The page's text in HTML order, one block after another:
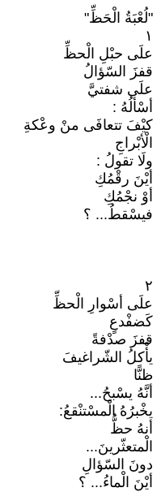
"لُعْبَةُ الْحَظِّ"
١
علَى حبْلِ الْحظِّ
قفزَ السّؤالُ
علَى شفتيَّ
أسْألُهُ :
كيْفَ تتعافَى منْ وعْكةِ
الْأبْراجِ
ولَا تقولُ :
أيْنَ رقْمُكِ
أوْ نجْمُكِ
فيسْقطُ... ؟
٢
علَى أسْوارِ الْحظِّ
كَضفْدعٍ
قفزَ صدْفةً
يأْكلُ الشّراغيفَ
ظنًّا
أنَّهُ يسْبحُ...
يخْبرُهُ الْمسْتنْقعُ:
أنهُ حظُّ
الْمتعثّرينَ...
دونَ السّؤالِ
أيْنَ الْماءُ... ؟